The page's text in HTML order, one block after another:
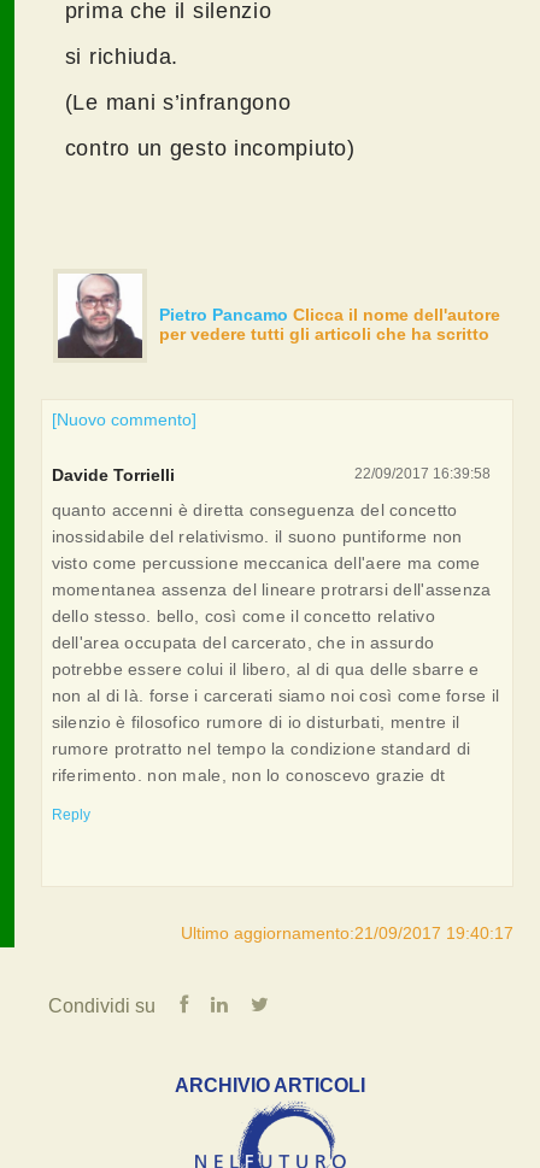
prima che il silenzio
si richiuda.
(Le mani s’infrangono
contro un gesto incompiuto)
Pietro Pancamo Clicca il nome dell'autore
per vedere tutti gli articoli che ha scritto
[Nuovo commento]
22/09/2017 16:39:58
Davide Torrielli
quanto accenni è diretta conseguenza del concetto
inossidabile del relativismo. il suono puntiforme non
visto come percussione meccanica dell'aere ma come
momentanea assenza del lineare protrarsi dell'assenza
dello stesso. bello, così come il concetto relativo
dell'area occupata del carcerato, che in assurdo
potrebbe essere colui il libero, al di qua delle sbarre e
non al di là. forse i carcerati siamo noi così come forse il
silenzio è filosofico rumore di io disturbati, mentre il
rumore protratto nel tempo la condizione standard di
riferimento. non male, non lo conoscevo grazie dt
Reply
Ultimo aggiornamento:21/09/2017 19:40:17
Condividi su
ARCHIVIO ARTICOLI